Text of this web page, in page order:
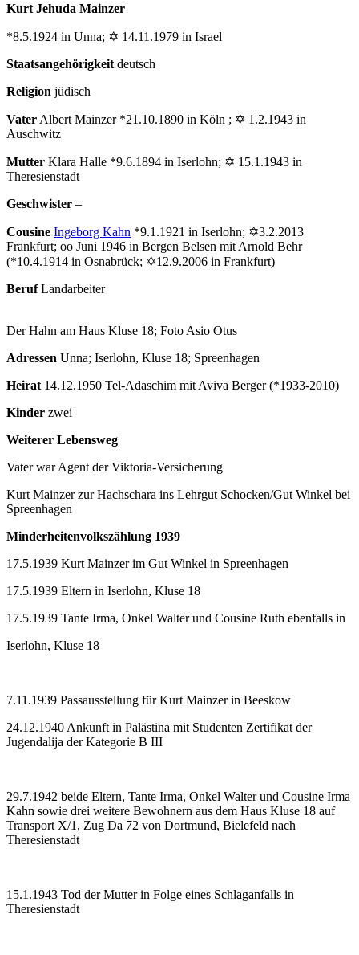
Kurt Jehuda Mainzer
*8.5.1924 in Unna; ✡ 14.11.1979 in Israel
Staatsangehörigkeit deutsch
Religion jüdisch
Vater Albert Mainzer *21.10.1890 in Köln ; ✡ 1.2.1943 in
Auschwitz
Mutter Klara Halle *9.6.1894 in Iserlohn; ✡ 15.1.1943 in
Theresienstadt
Geschwister –
Cousine Ingeborg Kahn *9.1.1921 in Iserlohn; ✡3.2.2013
Frankfurt; oo Juni 1946 in Bergen Belsen mit Arnold Behr
(*10.4.1914 in Osnabrück; ✡12.9.2006 in Frankfurt)
BerufLandarbeiter
Der Hahn am Haus Kluse 18; Foto Asio Otus
Adressen Unna; Iserlohn, Kluse 18; Spreenhagen
Heirat 14.12.1950 Tel-Adaschim mit Aviva Berger (*1933-2010)
Kinder zwei
Weiterer Lebensweg
Vater war Agent der Viktoria-Versicherung
Kurt Mainzer zur Hachschara ins Lehrgut Schocken/Gut Winkel bei
Spreenhagen
Minderheitenvolkszählung 1939
17.5.1939 Kurt Mainzer im Gut Winkel in Spreenhagen
17.5.1939 Eltern in Iserlohn, Kluse 18
17.5.1939 Tante Irma, Onkel Walter und Cousine Ruth ebenfalls in
Iserlohn, Kluse 18
7.11.1939 Passausstellung für Kurt Mainzer in Beeskow
24.12.1940 Ankunft in Palästina mit Studenten Zertifikat der
Jugendalija der Kategorie B III
29.7.1942 beide Eltern, Tante Irma, Onkel Walter und Cousine Irma
Kahn sowie drei weitere Bewohnern aus dem Haus Kluse 18 auf
Transport X/1, Zug Da 72 von Dortmund, Bielefeld nach
Theresienstadt
15.1.1943 Tod der Mutter in Folge eines Schlaganfalls in
Theresienstadt